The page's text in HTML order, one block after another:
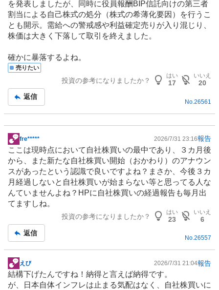
板
記
事
を発表しましたが、同時に役員報酬BIP信託向けの第三者
割当による自己株式の処分（株式の希薄化要因）を行うこ
とも開示。需給への警戒感や利益確定売りが入り混じり、
株価は大きく下落して取引を終えました。
確かに暴落するよね。
売りたい
投資の参考になりましたか？
はい
17
いいえ
20
返信
No. 26561
掲
示
板
記
事
fre***** 2026/7/31 23:16報告
ここは現時点において自社株買いの最中であり、３カ月後
から、また新たな自社株買い開始（おかわり）のアナウン
スがあったという認識で良いですよね？まさか、今後３カ
月経過しないと自社株買いが始まらない等と思ってる人な
んていませんよね？HPに自社株買いの経過報告も毎月出
てますしね。
投資の参考になりましたか？
はい
23
いいえ
6
返信
No.26557
掲
示
えび 2026/7/31 21:04報告
結構下げたんですね！納得と言えば納得です。
が、日本自体インフレは止まる気配はなく、自社株買いに